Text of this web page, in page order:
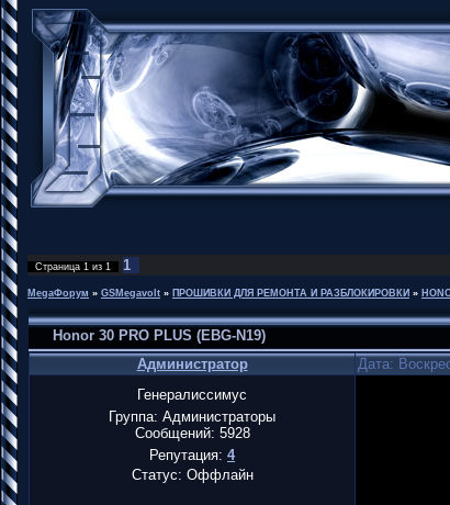
Страница 1 из 1 1
MegaФорум » GSMegavolt » ПРОШИВКИ ДЛЯ РЕМОНТА И РАЗБЛОКИРОВКИ »
Honor 30 PRO PLUS (EBG-N19)
Администратор
Дата:
Генералиссимус
Группа: Администраторы
Сообщений: 5928
Репутация: 4
Статус: Оффлайн